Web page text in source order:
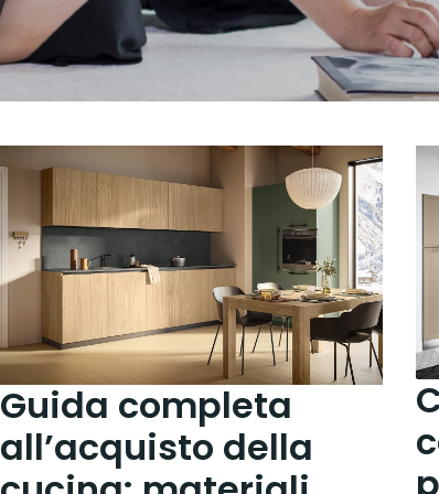
Guida completa
all’acquisto della